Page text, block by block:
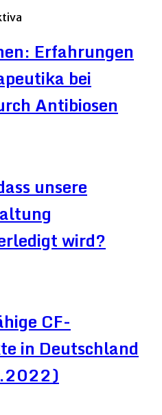
Erfahrungen
bei
Antibiosen
unsere
wird?
CF-
in Deutschland